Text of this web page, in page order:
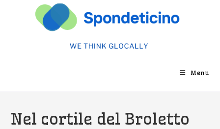
Menu
Nel cortile del Broletto